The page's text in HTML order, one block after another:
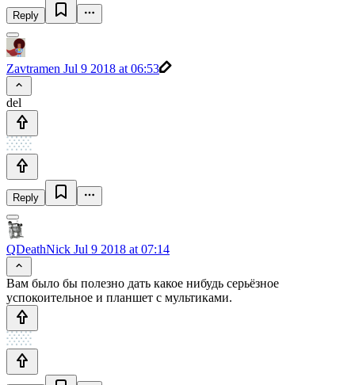
Reply
Zavtramen Jul 9 2018 at 06:53
del
Reply
QDeathNick Jul 9 2018 at 07:14
Вам было бы полезно дать какое нибудь серьёзное
успокоительное и планшет с мультиками.